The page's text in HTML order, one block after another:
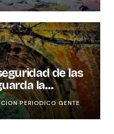
de las
la
del puente
PERIODICO GENTE